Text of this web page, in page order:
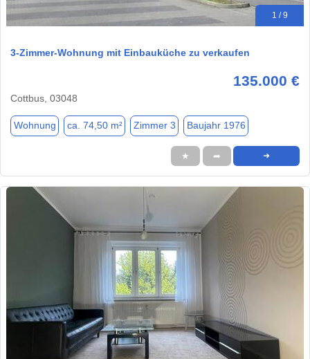
1 / 9
3-Zimmer-Wohnung mit Einbauküche zu verkaufen
135.000 €
Cottbus, 03048
Wohnung ca. 74,50 m² Zimmer 3 Baujahr 1976
★ ➦ ➜